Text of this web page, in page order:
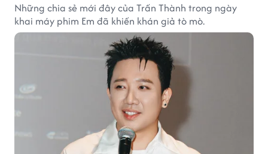
Những chia sẻ mới đây của Trấn Thành trong ngày
khai máy phim Em đã khiến khán giả tò mò.